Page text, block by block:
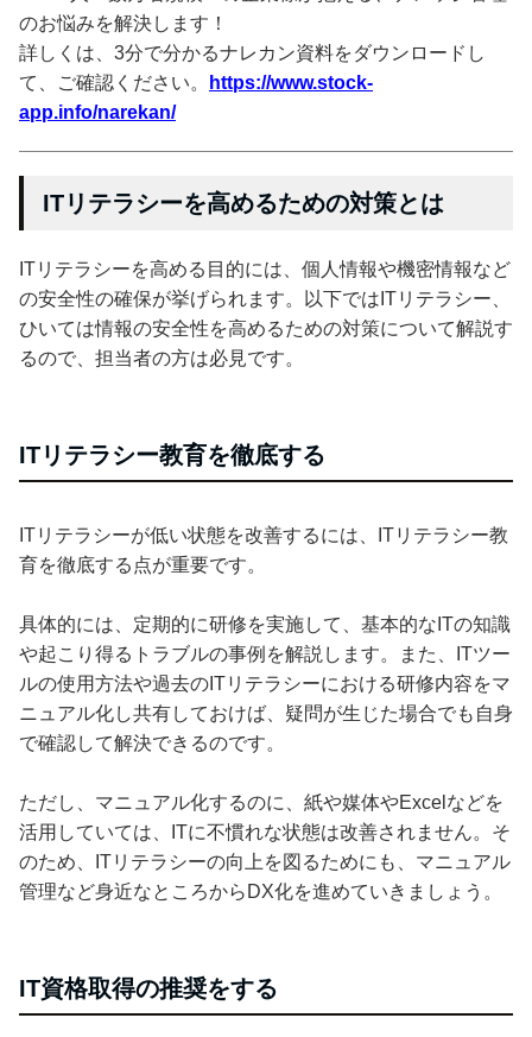
のお悩みを解決します！
詳しくは、3分で分かるナレカン資料をダウンロードし
て、ご確認ください。
https://www.stock-
app.info/narekan/
ITリテラシーを高めるための対策とは
ITリテラシーを高める目的には、個人情報や機密情報など
の安全性の確保が挙げられます。以下ではITリテラシー、
ひいては情報の安全性を高めるための対策について解説す
るので、担当者の方は必見です。
ITリテラシー教育を徹底する
ITリテラシーが低い状態を改善するには、ITリテラシー教
育を徹底する点が重要です。
具体的には、定期的に研修を実施して、基本的なITの知識
や起こり得るトラブルの事例を解説します。また、ITツー
ルの使用方法や過去のITリテラシーにおける研修内容をマ
ニュアル化し共有しておけば、疑問が生じた場合でも自身
で確認して解決できるのです。
ただし、マニュアル化するのに、紙や媒体やExcelなどを
活用していては、ITに不慣れな状態は改善されません。そ
のため、ITリテラシーの向上を図るためにも、マニュアル
管理など身近なところからDX化を進めていきましょう。
IT資格取得の推奨をする